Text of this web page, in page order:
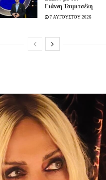
Γιάννη Τσιμιτσέλη
7 ΑΥΓΟΥΣΤΟΥ 2026